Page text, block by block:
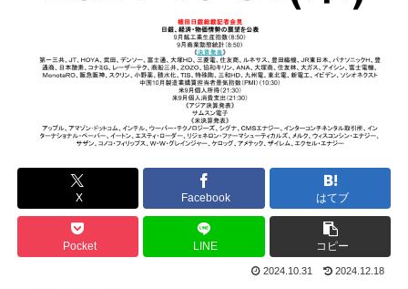
X Facebook はてブ
Pocket LINE コピー
2024.10.31 2024.12.18